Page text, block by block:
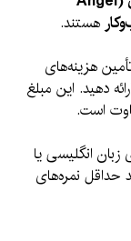
هستند.
هزینه‌های
دهید. این مبلغ
است.
زبان انگلیسی یا
حداقل نمره‌های